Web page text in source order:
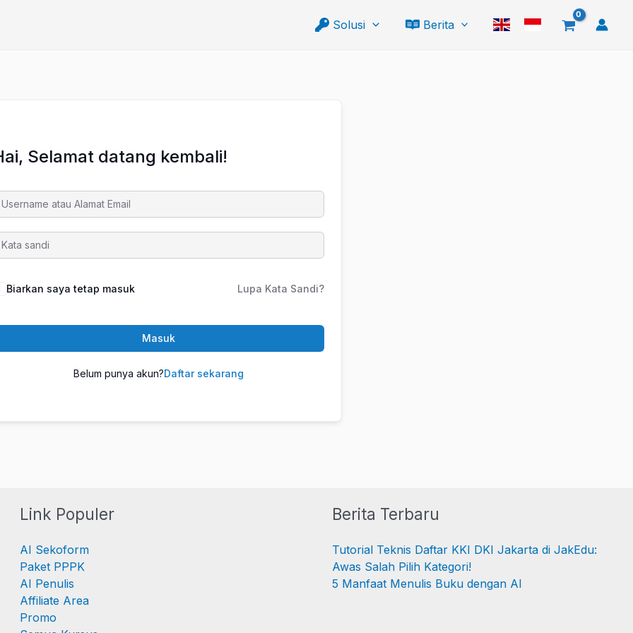
Solusi
Berita
Selamat datang kembali!
Biarkan saya tetap masuk Lupa Kata Sandi?
Masuk
Belum punya akun?Daftar sekarang
Link Populer
AI Sekoform
Paket PPPK
AI Penulis
Affiliate Area
Promo
Berita Terbaru
Tutorial Teknis Daftar KKI DKI Jakarta di JakEdu:
Awas Salah Pilih Kategori!
5 Manfaat Menulis Buku dengan AI